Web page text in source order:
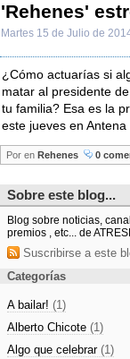
'Rehenes'
Martes 15 de Julio de
¿Cómo actuarías si
matar al presidente
tu familia? Esa es la
este jueves en Antena
Por en Rehenes 0
Sobre este blog...
Blog sobre noticias,
premios , etc... de
Suscribirse a este
Categorías
A bailar! (1)
Alberto Chicote (1)
Algo que celebrar (1)